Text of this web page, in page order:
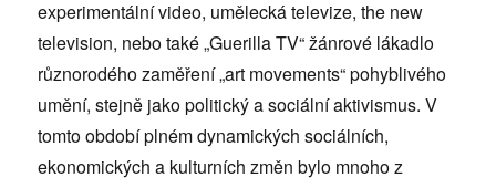
experimentální video, umělecká televize, the new
television, nebo také „Guerilla TV“ žánrové lákadlo
různorodého zaměření „art movements“ pohyblivého
umění, stejně jako politický a sociální aktivismus. V
tomto období plném dynamických sociálních,
ekonomických a kulturních změn bylo mnoho z